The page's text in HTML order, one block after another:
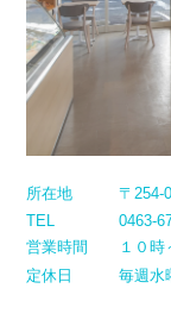
所在地
〒254-
TEL
0463-
営業時間
１０時
定休日
毎週水